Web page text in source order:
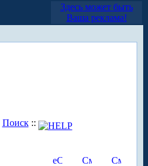
Здесь может быть
Ваша реклама!
Поиск::